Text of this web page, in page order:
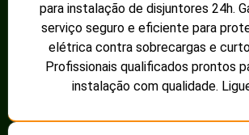
para instalação de disjuntores 24h.
serviço seguro e eficiente para
elétrica contra sobrecargas e
Profissionais qualificados prontos
instalação com qualidade.